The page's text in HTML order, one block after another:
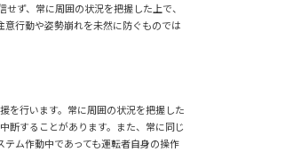
ず、常に周囲の状況を把握した上で、
行動や姿勢崩れを未然に防ぐものでは
を行います。常に周囲の状況を把握した
することがあります。また、常に同じ
ム作動中であっても運転者自身の操作